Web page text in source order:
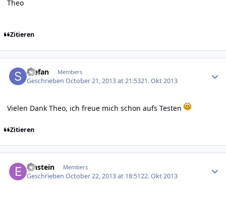
Theo
Zitieren
Stefan Members
GeschriebenOctober 21, 2013 at 21:5321. Okt 2013
Vielen Dank Theo, ich freue mich schon aufs Testen
Zitieren
Einstein Members
GeschriebenOctober 22, 2013 at 18:5122. Okt 2013